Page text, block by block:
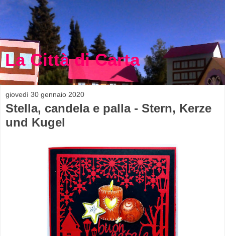
La Città di Carta
giovedì 30 gennaio 2020
Stella, candela e palla - Stern, Kerze
und Kugel